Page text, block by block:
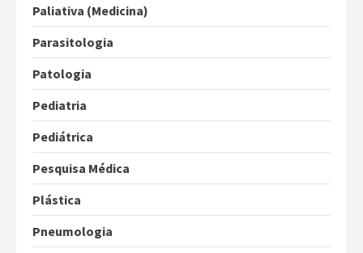
Paliativa (Medicina)
Parasitologia
Patologia
Pediatria
Pediátrica
Pesquisa Médica
Plástica
Pneumologia